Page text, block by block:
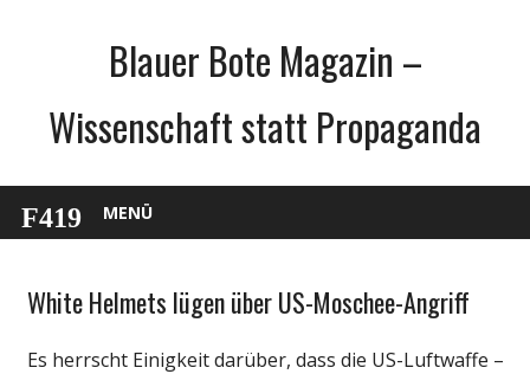
Blauer Bote Magazin –
Wissenschaft statt Propaganda
MENÜ
Gesellschaft
Politik
White Helmets lügen über US-Moschee-Angriff
Es herrscht Einigkeit darüber, dass die US-Luftwaffe –